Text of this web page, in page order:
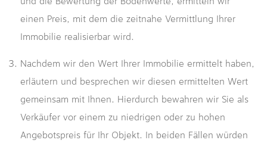
einen Preis, mit dem die zeitnahe Vermittlung Ihrer
Immobilie realisierbar wird.
Nachdem wir den Wert Ihrer Immobilie ermittelt haben,
erläutern und besprechen wir diesen ermittelten Wert
gemeinsam mit Ihnen. Hierdurch bewahren wir Sie als
Verkäufer vor einem zu niedrigen oder zu hohen
Angebotspreis für Ihr Objekt. In beiden Fällen würden